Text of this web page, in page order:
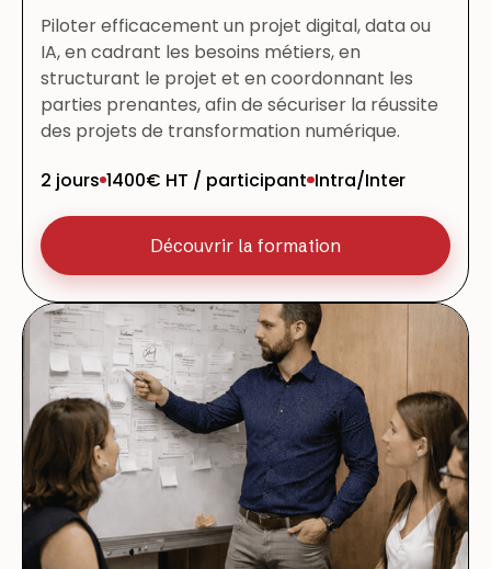
Piloter efficacement un projet digital, data ou
IA, en cadrant les besoins métiers, en
structurant le projet et en coordonnant les
parties prenantes, afin de sécuriser la réussite
des projets de transformation numérique.
2 jours 1400€ HT / participant Intra/Inter
Découvrir la formation